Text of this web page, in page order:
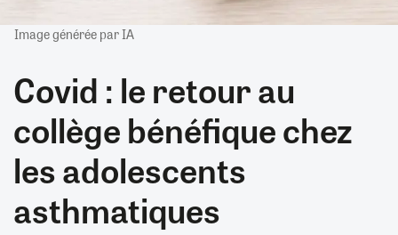
Image générée par IA
Covid : le retour au
collège bénéfique chez
les adolescents
asthmatiques